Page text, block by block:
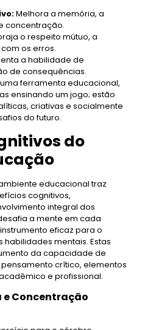
Melhora a memória, a
concentração.
o respeito mútuo, a
os erros.
a habilidade de
de consequências.
ferramenta educacional,
ensinando um jogo; estão
criativas e socialmente
do futuro.
do
educacional traz
cognitivos,
integral dos
a mente em cada
eficaz para o
mentais. Estas
da capacidade de
crítico, elementos
e profissional.
e Concentração